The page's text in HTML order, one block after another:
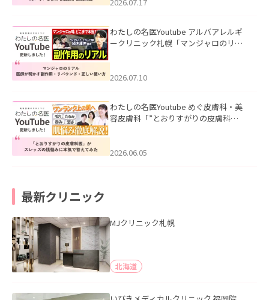
わたしの名医Youtube アルバアレルギ
ークリニック札幌「マンジャロのリア
た。
2026.07.10
わたしの名医Youtube めぐ皮膚科・美
容皮膚科「”とおりすがりの皮膚科
2026.06.05
最新クリニック
MJクリニック札幌
北海道